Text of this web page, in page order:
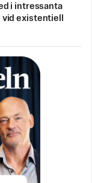
i intressanta
existentiell